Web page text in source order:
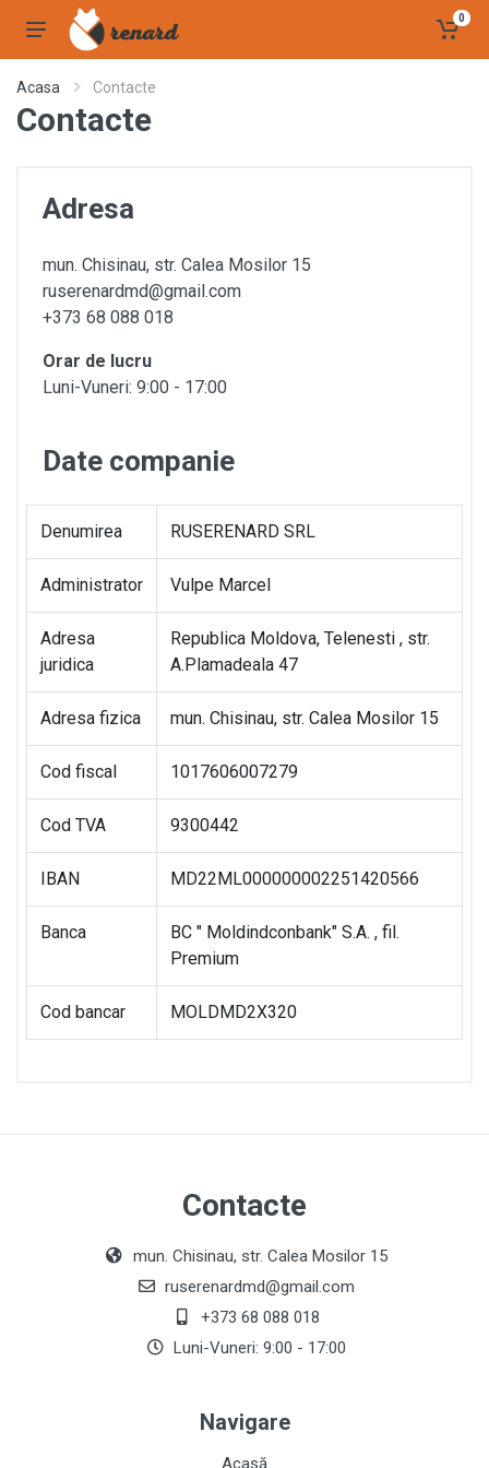
0
Acasa Contacte
Contacte
Adresa
mun. Chisinau, str. Calea Mosilor 15
ruserenardmd@gmail.com
+373 68 088 018
Orar de lucru
Luni-Vuneri: 9:00 - 17:00
Date companie
Denumirea RUSERENARD SRL
Administrator Vulpe Marcel
Adresa
juridica
Republica Moldova, Telenesti , str.
A.Plamadeala 47
Adresa fizica mun. Chisinau, str. Calea Mosilor 15
Cod fiscal 1017606007279
Cod TVA 9300442
IBAN MD22ML000000002251420566
Banca
BC " Moldindconbank" S.A. , fil.
Premium
Cod bancar MOLDMD2X320
Contacte
mun. Chisinau, str. Calea Mosilor 15
ruserenardmd@gmail.com
+373 68 088 018
Luni-Vuneri: 9:00 - 17:00
Navigare
Acasă